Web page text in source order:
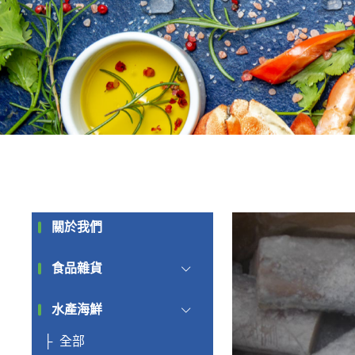
關於我們
食品雜貨
水產海鮮
全部